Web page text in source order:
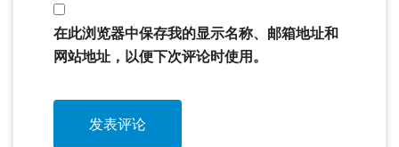
在此浏览器中保存我的显示名称、邮箱地址和
网站地址，以便下次评论时使用。